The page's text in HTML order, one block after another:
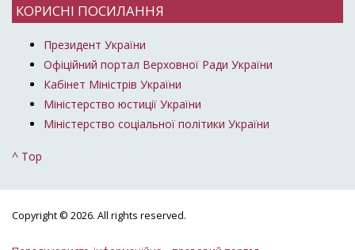
КОРИСНІ ПОСИЛАННЯ
Президент України
Офіційний портал Верховної Ради України
Кабінет Міністрів України
Міністерство юстиції України
Міністерство соціальної політики України
^ Top
Copyright © 2026. All rights reserved.